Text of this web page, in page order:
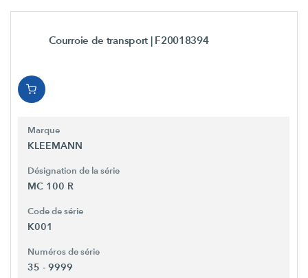
Courroie de transport | F20018394
Marque
KLEEMANN
Désignation de la série
MC 100 R
Code de série
K001
Numéros de série
35 - 9999